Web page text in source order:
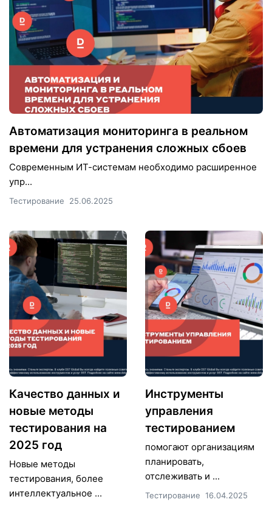
Автоматизация мониторинга в реальном
времени для устранения сложных сбоев
Современным ИТ-системам необходимо расширенное
упр...
Тестирование 25.06.2025
Качество данных и
новые методы
тестирования на
2025 год
Новые методы
тестирования, более
интеллектуальное ...
Инструменты
управления
тестированием
помогают организациям
планировать,
отслеживать и ...
Тестирование 16.04.2025